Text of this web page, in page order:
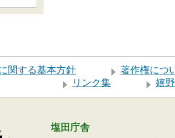
関する基本方針 著作権につ
リンク集
嬉
塩田庁舎